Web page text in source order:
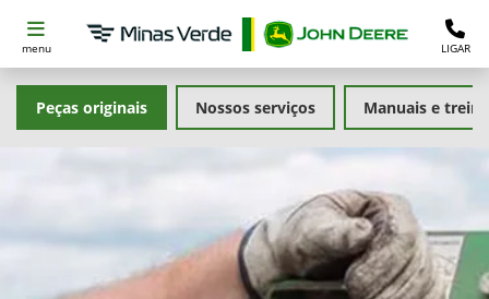
menu LIGAR
Nossos serviços Manuais e
Peças originais